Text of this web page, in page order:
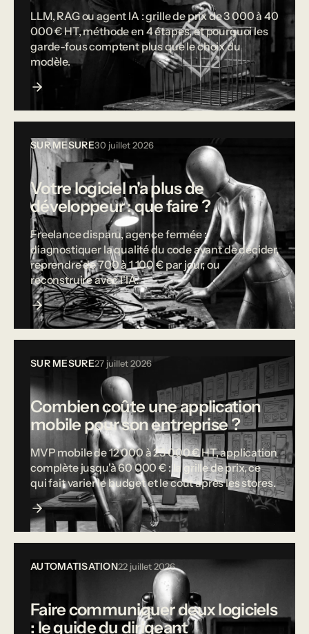
LLM, RAG ou agent IA : grille de prix de 3 000 à 40
000 € HT, méthode en 4 étapes, et pourquoi les
garde-fous comptent plus que le choix du
modèle.
SUR MESURE30 juillet 2026
Votre logiciel n'a plus de
développeur : que faire ?
Freelance disparu, agence fermée :
diagnostiquer la qualité du code avant de décider,
reprendre de 700 à 1 100 € par jour, ou
reconstruire avec l'IA.
SUR MESURE27 juillet 2026
Combien coûte une application
mobile pour son entreprise ?
MVP mobile de 12 000 à 25 000 € HT, application
complète jusqu'à 60 000 € : la grille de prix, ce
qui fait varier le budget et le coût après les stores.
AUTOMATISATION22 juillet 2026
Faire communiquer deux logiciels
: le guide du dirigeant